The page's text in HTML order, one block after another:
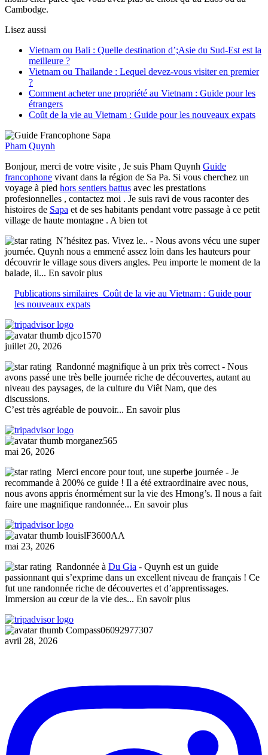
Cambodge.
Lisez aussi
Vietnam ou Bali : Quelle destination d’;Asie du Sud-Est est la
meilleure ?
Vietnam ou Thaïlande : Lequel devez-vous visiter en premier
?
Comment acheter une propriété au Vietnam : Guide pour les
étrangers
Coût de la vie au Vietnam : Guide pour les nouveaux expats
Pham Quynh
Bonjour, merci de votre visite , Je suis Pham Quynh Guide
francophone vivant dans la région de Sa Pa. Si vous cherchez un
voyage à pied hors sentiers battus avec les prestations
profesionnelles , contactez moi . Je suis ravi de vous raconter des
histoires de Sapa et de ses habitants pendant votre passage à ce petit
village de haute montagne . A bien tot
N’hésitez pas. Vivez le.. - Nous avons vécu une super
journée. Quynh nous a emmené assez loin dans les hauteurs pour
découvrir le village sous divers angles. Peu importe le moment de la
balade, il... En savoir plus
Publications similaires Coût de la vie au Vietnam : Guide pour
les nouveaux expats
djco1570
juillet 20, 2026
Randonné magnifique à un prix très correct - Nous
avons passé une très belle journée riche de découvertes, autant au
niveau des paysages, de la culture du Viêt Nam, que des
discussions.
C’est très agréable de pouvoir... En savoir plus
morganez565
mai 26, 2026
Merci encore pour tout, une superbe journée - Je
recommande à 200% ce guide ! Il a été extraordinaire avec nous,
nous avons appris énormément sur la vie des Hmong’s. Il nous a fait
faire une magnifique randonnée... En savoir plus
louislF3600AA
mai 23, 2026
Randonnée à Du Gia - Quynh est un guide
passionnant qui s’exprime dans un excellent niveau de français ! Ce
fut une randonnée riche de découvertes et d’apprentissages.
Immersion au cœur de la vie des... En savoir plus
Compass06092977307
avril 28, 2026